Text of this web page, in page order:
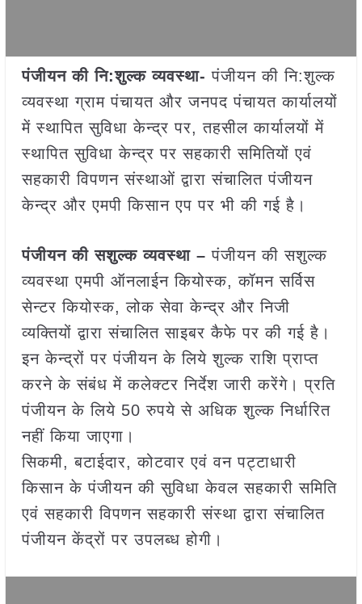
पंजीयन की नि:शुल्क व्यवस्था-पंजीयन की नि:शुल्क
व्यवस्था ग्राम पंचायत और जनपद पंचायत कार्यालयों
में स्थापित सुविधा केन्द्र पर, तहसील कार्यालयों में
स्थापित सुविधा केन्द्र पर सहकारी समितियों एवं
सहकारी विपणन संस्थाओं द्वारा संचालित पंजीयन
केन्द्र और एमपी किसान एप पर भी की गई है।
पंजीयन की सशुल्क व्यवस्था – पंजीयन की सशुल्क
व्यवस्था एमपी ऑनलाईन कियोस्क, कॉमन सर्विस
सेन्टर कियोस्क, लोक सेवा केन्द्र और निजी
व्यक्तियों द्वारा संचालित साइबर कैफे पर की गई है।
इन केन्द्रों पर पंजीयन के लिये शुल्क राशि प्राप्त
करने के संबंध में कलेक्टर निर्देश जारी करेंगे। प्रति
पंजीयन के लिये 50 रुपये से अधिक शुल्क निर्धारित
नहीं किया जाएगा।
सिकमी, बटाईदार, कोटवार एवं वन पट्टाधारी
किसान के पंजीयन की सुविधा केवल सहकारी समिति
एवं सहकारी विपणन सहकारी संस्था द्वारा संचालित
पंजीयन केंद्रों पर उपलब्ध होगी।